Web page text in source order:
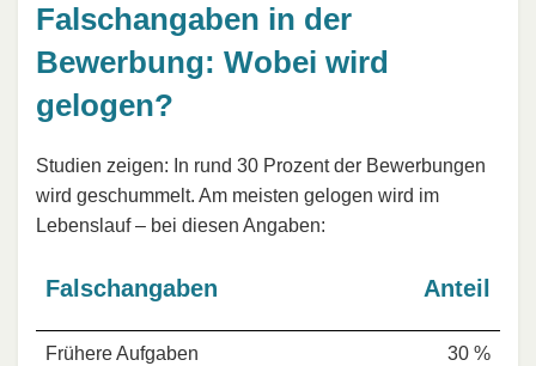
Falschangaben in der
Bewerbung: Wobei wird
gelogen?
Studien zeigen: In rund 30 Prozent der Bewerbungen
wird geschummelt. Am meisten gelogen wird im
Lebenslauf – bei diesen Angaben:
Falschangaben Anteil
Frühere Aufgaben 30 %